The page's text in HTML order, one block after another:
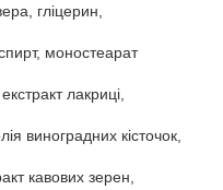
гліцерин,
моностеарат
лакриці,
виноградних кісточок,
кавових зерен,